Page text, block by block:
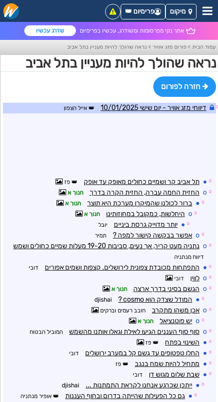
אתר נקי מפרסומות ומשודרג, עכשיו בפרימיום שדרג עכשיו
מיקום פרימיום 👑
עמוד הבית > פורום מזג אוויר > נראה שהולך להיות מעניין בתל אביב
נראה שהולך להיות מעניין בתל אביב
חזרה לפורום
דיווחי מזג אוויר - יום שישי 10/01/2025 אייל הצפון
☼
● תל אביב קר ושמיים כחולים מאופק עד אופק פז
☼
o החזית החמה עברה, החזית הקרה בדרך חנוך א
☼
● ברור לכולנו שהמיקרו מערכת היא תוצר חנוך א
☼
o היחלשות, כמקובל במחוזותינו חנוך א
☼
● יותר מדוייק גרסת ביניים יובל
☼
o אפשר בבקשה קישור למפה ? תמיר
☼
o נתניה מעט קריר, אך נעים, סביבות 19-20 מעלות שמיים כחולים ושמש
דיווח מנתניה
☼
● התפתחות מכובדת צפונית לירושלים. קצפות ושמים אפורים דובי
☼
o לווין דובי
☼
o הגשם בסיני בדרך ארצה חנוך א
☼
● המודל שצדק הוא cosmo ? djishai
☼
o אכן משהו מתקרב חובב רעמים וברקים
☼
o יש פוטנציאל חנוך א
☼
o סוף סוף העננים הגיעו לאילת וגאלו אותנו מהשמש המוביל הבטוח
☼
● השינוי בפתח פז
☼
● החלו טפטופים עד גשם קל במערב ירושלים דובי
☼
● מתחיל להיות שמח בנגב פז
☼
● שבת שלום מגוש דן דובי
☼
● ייתכן שכרגע אנחנו לקראת התמתנות ... djishai
☼
● גם כל הפעילות שהייתה בדרום ובחוף העננות אופיר מנתניה